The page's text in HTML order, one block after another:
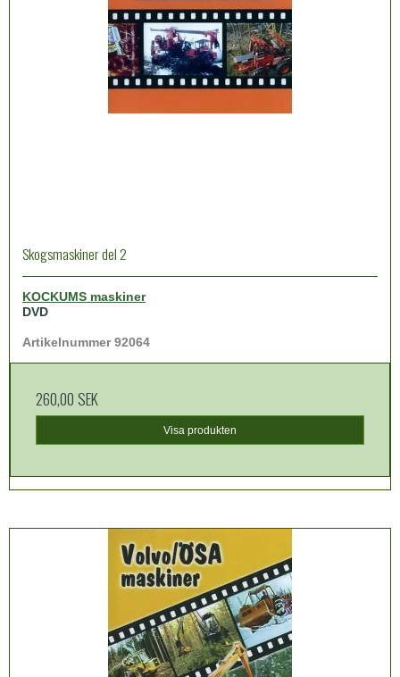
Skogsmaskiner del 2
KOCKUMS maskiner
DVD
Artikelnummer 92064
260,00 SEK
Visa produkten